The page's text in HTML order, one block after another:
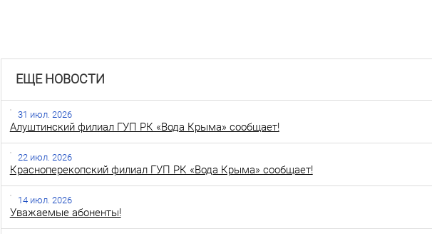
ЕЩЕ НОВОСТИ
31 июл. 2026
Алуштинский филиал ГУП РК «Вода Крыма» сообщает!
22 июл. 2026
Красноперекопский филиал ГУП РК «Вода Крыма» сообщает!
14 июл. 2026
Уважаемые абоненты!